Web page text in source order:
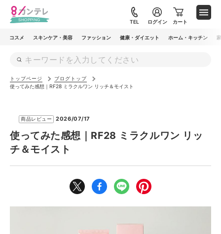
TEL ログイン カート
コスメ スキンケア・美容 ファッション 健康・ダイエット ホーム・キッチン
トップページ
ブログトップ
使ってみた感想｜RF28 ミラクルワン リッチ＆モイスト
商品レビュー 2026/07/17
使ってみた感想｜RF28 ミラクルワン リッ
チ＆モイスト